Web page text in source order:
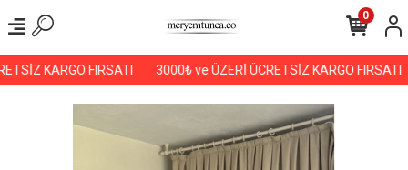
KARGO FIRSATI 3000₺ ve ÜZERİ ÜCRETSİZ KARGO FIRSATI
0